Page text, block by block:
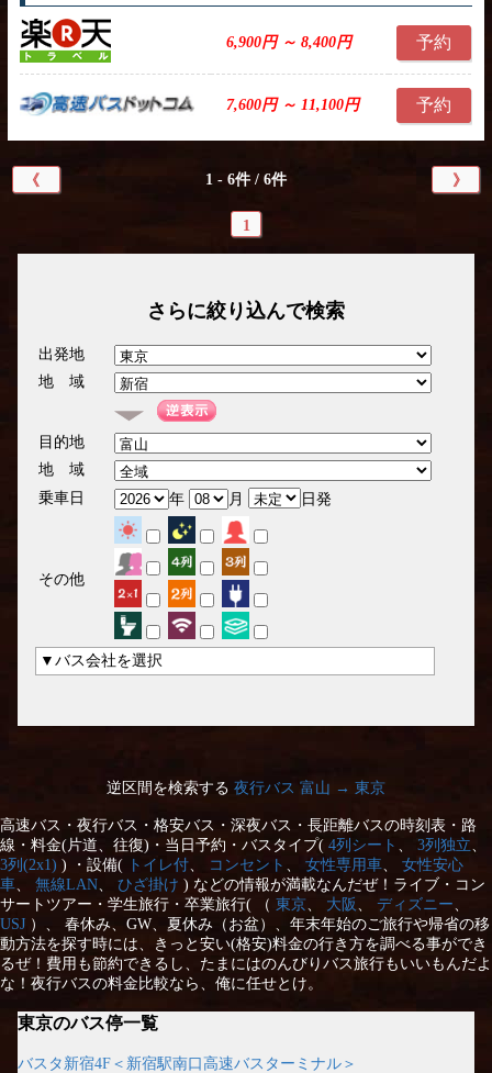
6,900円 ～ 8,400円 予約
7,600円 ～ 11,100円 予約
《 1 - 6件 / 6件 》
1
さらに絞り込んで検索
出発地
地 域
目的地
地 域
乗車日
年 月 日発
その他
▼バス会社を選択
逆区間を検索する 夜行バス 富山 → 東京
高速バス・夜行バス・格安バス・深夜バス・長距離バスの時刻表・路
線・料金(片道、往復)・当日予約・バスタイプ( 4列シート 3列独立
3列(2x1) ) ・設備( トイレ付 コンセント 女性専用車
女性安心
車
無線LAN ひざ掛け ) などの情報が満載なんだぜ！ライブ・コン
サートツアー・学生旅行・卒業旅行( （ 東京 大阪 ディズニー
USJ ）、 春休み、GW、夏休み（お盆）、年末年始のご旅行や帰省の移
動方法を探す時には、きっと安い(格安)料金の行き方を調べる事ができ
るぜ！費用も節約できるし、たまにはのんびりバス旅行もいいもんだよ
な！夜行バスの料金比較なら、俺に任せとけ。
東京のバス停一覧
バスタ新宿4F＜新宿駅南口高速バスターミナル＞